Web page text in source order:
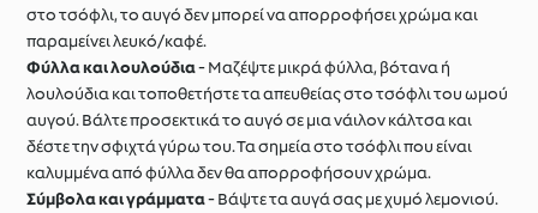
στο τσόφλι, το αυγό δεν μπορεί να απορροφήσει χρώμα και
παραμείνει λευκό/καφέ.
Φύλλα και λουλούδια- Μαζέψτε μικρά φύλλα, βότανα ή
λουλούδια και τοποθετήστε τα απευθείας στο τσόφλι του ωμού
αυγού. Βάλτε προσεκτικά το αυγό σε μια νάιλον κάλτσα και
δέστε την σφιχτά γύρω του. Τα σημεία στο τσόφλι που είναι
καλυμμένα από φύλλα δεν θα απορροφήσουν χρώμα.
Σύμβολα και γράμματα- Βάψτε τα αυγά σας με χυμό λεμονιού.